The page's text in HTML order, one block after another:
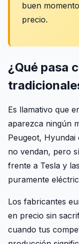
buen
precio.
¿Qué pasa
Es llamativo que
aparezca ningún
Peugeot, Hyundai
no vendan, pero
frente a Tesla y
puramente
Los fabricantes
en precio sin
cuando tus